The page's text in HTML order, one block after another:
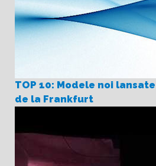
TOP 10: Modele noi
de la Frankfurt